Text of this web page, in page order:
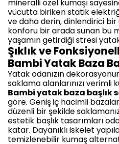
mineralli özel kumaşı
vücutta biriken statik
ve daha derin, dinlendirici bir
konforu bir arada sunan bu
yaşamın getirdiği stresi
Şıklık ve
Bambi Yatak Baza
Yatak odanızın
saklama alanlarınızı verimli
Bambi yatak baza başlık
göre. Geniş iç hacimli
düzenli bir şekilde
estetik başlık tasarımları
katar. Dayanıklı iskelet
temizlenebilir kumaş